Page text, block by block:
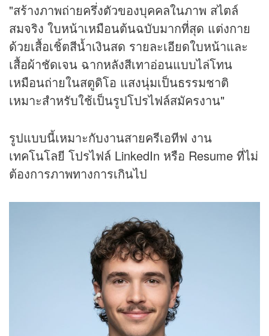
"สร้างภาพถ่ายครึ่งตัวของบุคคลในภาพ สไตล์
สมจริง ใบหน้าเหมือนต้นฉบับมากที่สุด แต่งกาย
ด้วยเสื้อเชิ้ตสีน้ำเงินสด รายละเอียดใบหน้าและ
เสื้อผ้าชัดเจน ฉากหลังสีเทาอ่อนแบบไล่โทน
เหมือนถ่ายในสตูดิโอ แสงนุ่มเป็นธรรมชาติ
เหมาะสำหรับใช้เป็นรูปโปรไฟล์สมัครงาน"
รูปแบบนี้เหมาะกับงานสายครีเอทีฟ งาน
เทคโนโลยี โปรไฟล์ LinkedIn หรือ Resume ที่ไม่
ต้องการภาพทางการเกินไป